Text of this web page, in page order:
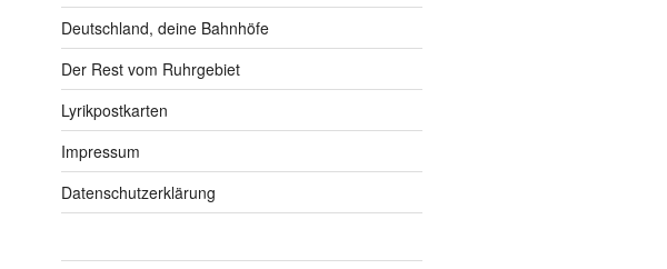
Deutschland, deine Bahnhöfe
Der Rest vom Ruhrgebiet
Lyrikpostkarten
Impressum
Datenschutzerklärung